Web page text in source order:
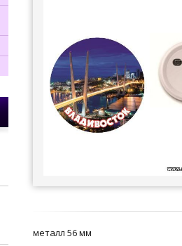
металл 56 мм